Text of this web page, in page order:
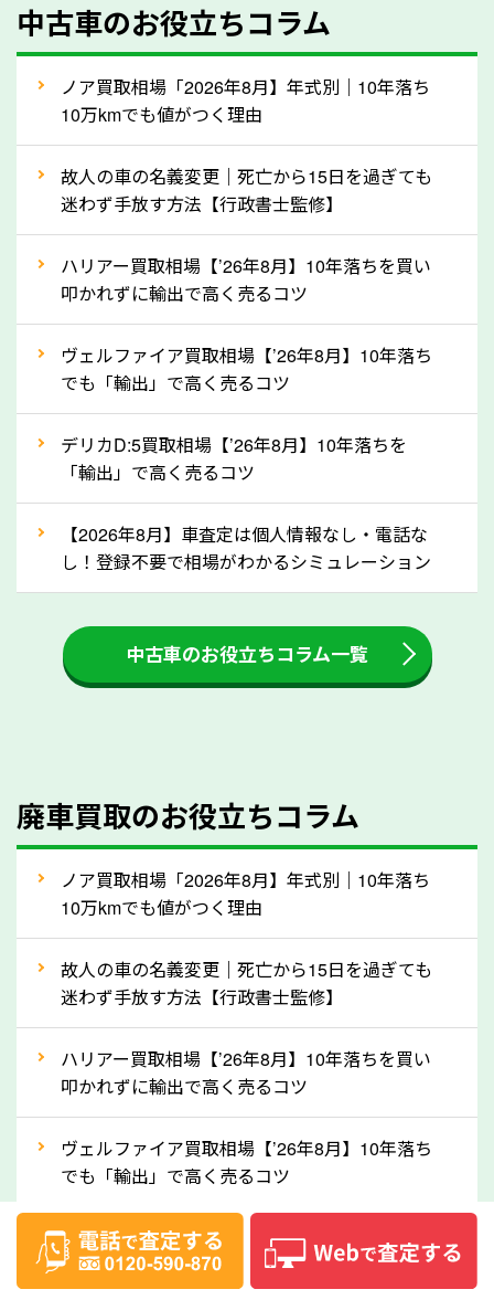
型式／グレード
走行距離（例：約〇万キロ）
車検の満了日
内装や外装の状態
定を行い高価買取価格をつけやすくなります。
ってきます！
自動車税の還付金は、先に年払いしていた自動車税が
月割りで返還されるものです。ですから、自動車税の
還付金は早めに売却するほど多く還付されます。不要
な車は早めに廃車手続きをしたほうが良いでしょう。
③自動車税の還付金の扱いについて確認し
ましょう！
車を廃車にすると、自動車税の還付金を受け取ること
ができる場合があります。廃車買取業者の中には、還
付金をお客様に返還しない業者もあります。廃車査定
をする際には、自動車税の還付金の返還があるかどう
かを確認するようにしてください。鹿児島県のソコカ
人気の車種は廃車の状態でも、高価買取が可能です。
産車は高く買取が可能です。「廃車＝買取できない」
ラ」なら廃車の車も適正価格で買取できます。他社で
買取拒否となった車も価格がつく可能性があるので、
諦めずに鹿児島県の「ソコカラ」にご相談ください。
古い車でも高価買取が可能なケースは珍しくないた
め、まずはWebで簡単にできる無料査定をお試しく
に「買取実績」で確認できます。
⑤車内の簡単な清掃で買取価格アップも！
しばらく乗っていない車は、車内のシートや座席の下
が汚れていることも多いです。シミや汚れが付着して
中古車のお役立ちコラム
ノア買取相場「2026年8月】年式別｜10年落ち
10万kmでも値がつく理由
故人の車の名義変更｜死亡から15日を過ぎても
迷わず手放す方法【行政書士監修】
ハリアー買取相場【’26年8月】10年落ちを買い
叩かれずに輸出で高く売るコツ
ヴェルファイア買取相場【’26年8月】10年落ち
でも「輸出」で高く売るコツ
デリカD:5買取相場【’26年8月】10年落ちを
「輸出」で高く売るコツ
【2026年8月】車査定は個人情報なし・電話な
し！登録不要で相場がわかるシミュレーション
中古車のお役立ちコラム一覧
廃車買取のお役立ちコラム
ノア買取相場「2026年8月】年式別｜10年落ち
10万kmでも値がつく理由
故人の車の名義変更｜死亡から15日を過ぎても
迷わず手放す方法【行政書士監修】
ハリアー買取相場【’26年8月】10年落ちを買い
叩かれずに輸出で高く売るコツ
ヴェルファイア買取相場【’26年8月】10年落ち
でも「輸出」で高く売るコツ
デリカD:5買取相場【’26年8月】10年落ちを
「輸出」で高く売るコツ